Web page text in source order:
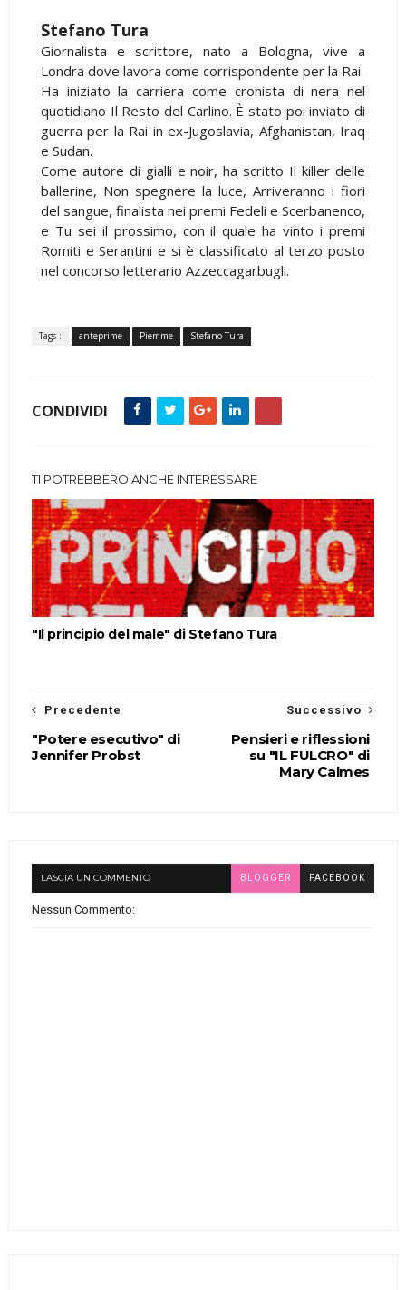
Stefano Tura
Giornalista e scrittore, nato a Bologna, vive a
Londra dove lavora come corrispondente per la Rai.
Ha iniziato la carriera come cronista di nera nel
quotidiano Il Resto del Carlino. È stato poi inviato di
guerra per la Rai in ex-Jugoslavia, Afghanistan, Iraq
e Sudan.
Come autore di gialli e noir, ha scritto Il killer delle
ballerine, Non spegnere la luce, Arriveranno i fiori
del sangue, finalista nei premi Fedeli e Scerbanenco,
e Tu sei il prossimo, con il quale ha vinto i premi
Romiti e Serantini e si è classificato al terzo posto
nel concorso letterario Azzeccagarbugli.
Tags : anteprime Piemme Stefano Tura
CONDIVIDI
TI POTREBBERO ANCHE INTERESSARE
"Il principio del male" di Stefano Tura
Successivo
Pensieri e riflessioni
su "IL FULCRO" di
Mary Calmes
Precedente
"Potere esecutivo" di
Jennifer Probst
LASCIA UN COMMENTO BLOGGER FACEBOOK
Nessun Commento: